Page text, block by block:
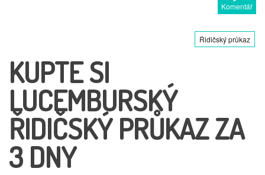
Komentář
Řidičský průkaz
KUPTE SI
LUCEMBURSKÝ
ŘIDIČSKÝ PRŮKAZ ZA
3 DNY